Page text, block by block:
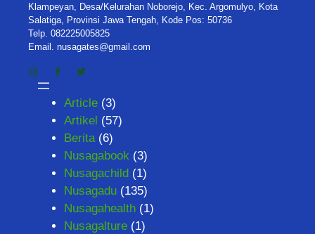
Klampeyan, Desa/Kelurahan Noborejo, Kec. Argomulyo, Kota
Salatiga, Provinsi Jawa Tengah, Kode Pos: 50736
Telp. 082225005825
Email. nusagates@gmail.com
Article (3)
Artikel (57)
Berita(6)
Nusagabook (3)
Nusagachild (1)
Nusagadu (135)
Nusagahealth (1)
Nusagalture (1)